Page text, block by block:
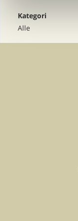
Kategori
Alle